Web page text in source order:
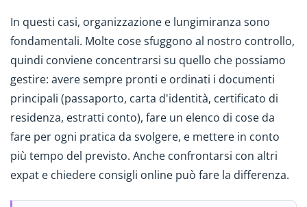
In questi casi, organizzazione e lungimiranza sono
fondamentali. Molte cose sfuggono al nostro controllo,
quindi conviene concentrarsi su quello che possiamo
gestire: avere sempre pronti e ordinati i documenti
principali (passaporto, carta d'identità, certificato di
residenza, estratti conto), fare un elenco di cose da
fare per ogni pratica da svolgere, e mettere in conto
più tempo del previsto. Anche confrontarsi con altri
expat e chiedere consigli online può fare la differenza.